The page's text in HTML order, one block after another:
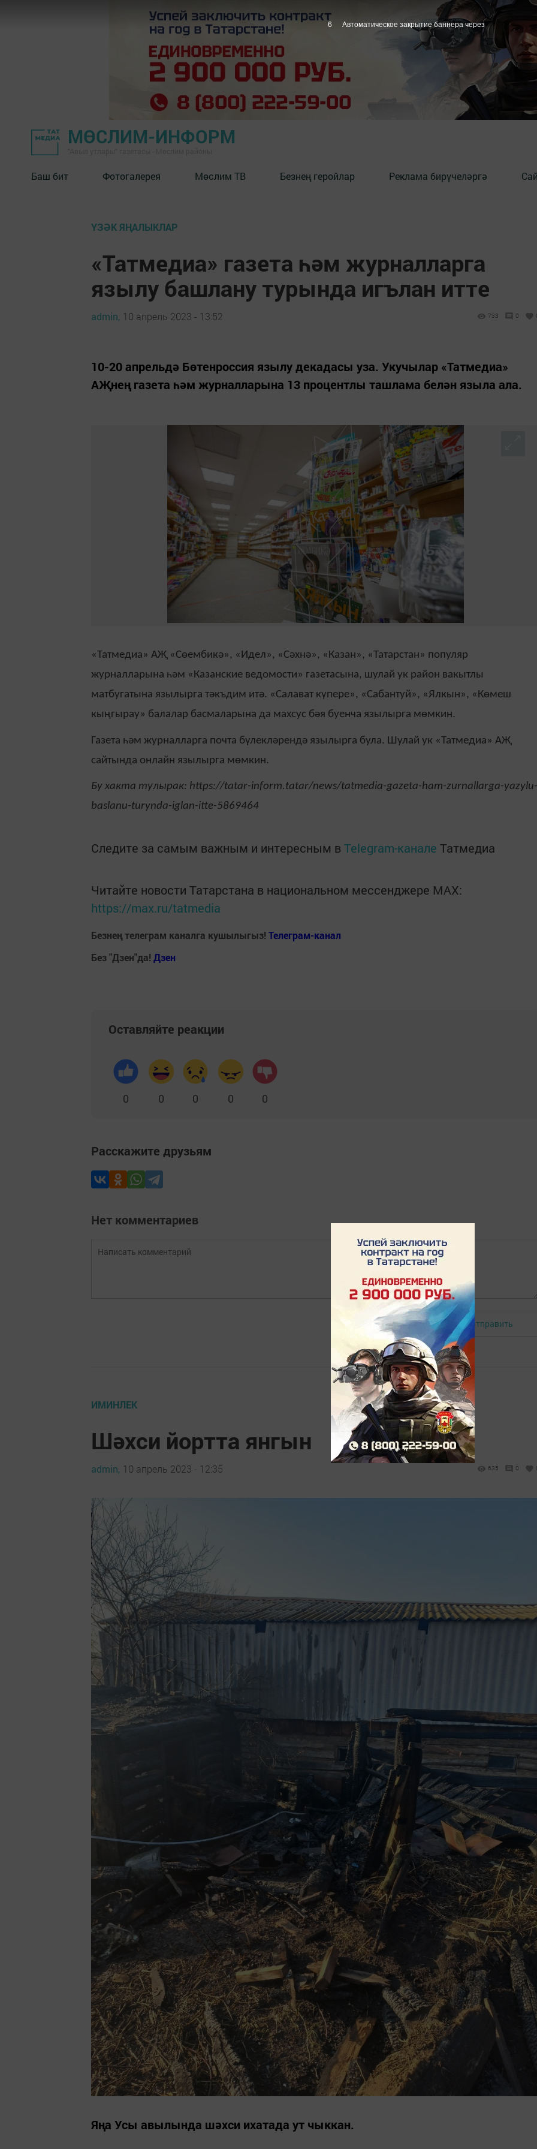
МӨСЛИМ-ИНФОРМ
Баш бит Фотогалерея Мөслим ТВ Безнең геройлар Реклама бирүчеләргә
ҮЗӘК ЯҢАЛЫКЛАР
«Татмедиа» газета һәм журналларга
язылу башлану турында игълан итте
admin, 10 апрель 2023 - 13:52 733 0
10-20 апрельдә Бөтенроссия язылу декадасы уза. Укучылар «Татмедиа»
АҖнең газета һәм журналларына 13 процентлы ташлама белән языла ала.
«Татмедиа» АҖ «Сөембикә», «Идел», «Сәхнә», «Казан», «Татарстан» популяр
журналларына һәм «Казанские ведомости» газетасына, шулай ук район вакытлы
матбугатына язылырга тәкъдим итә. «Салават күпере», «Сабантуй», «Ялкын», «Көмеш
кыңгырау» балалар басмаларына да махсус бәя буенча язылырга мөмкин.
Газета һәм журналларга почта бүлекләрендә язылырга була. Шулай ук «Татмедиа» АҖ
сайтында онлайн язылырга мөмкин.
Бу хакта тулырак: https://tatar-inform.tatar/news/tatmedia-gazeta-ham-zurnallarga-yazylu-
baslanu-turynda-iglan-itte-5869464
Следите за самым важным и интересным в Telegram-канале Татмедиа
Читайте новости Татарстана в национальном мессенджере MАХ:
https://max.ru/tatmedia
Безнең телеграм каналга кушылыгыз! Телеграм-канал
Без "Дзен"да! Дзен
Оставляйте реакции
0 0 0 0 0
Расскажите друзьям
Нет комментариев
Авторизоваться Отправить
ИМИНЛЕК
Шәхси йортта янгын
admin, 10 апрель 2023 - 12:35 635 0
Яңа Усы авылында шәхси ихатада ут чыккан.
5 Автоматическое закрытие баннера через